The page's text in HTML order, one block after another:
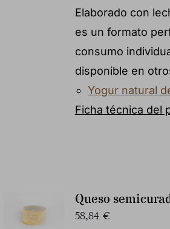
Elaborado con
es un formato
consumo
disponible en
Yogur natural
Ficha técnica del
Queso
58,84 €